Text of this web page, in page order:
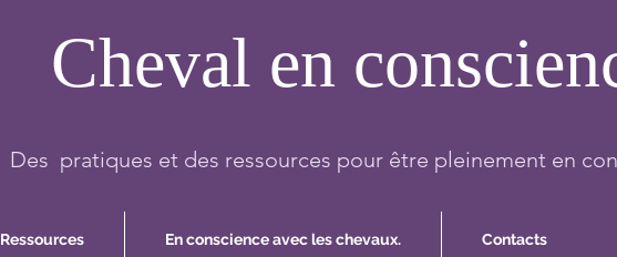
Cheval en
Des pratiques et des ressources pour être pleinement en
Ressources En conscience avec les chevaux. Contacts